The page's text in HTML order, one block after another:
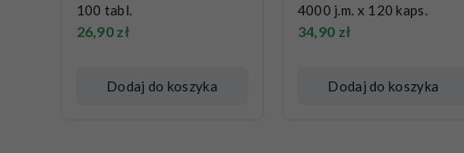
100 tabl.
26,90 zł
Dodaj do koszyka
4000 j.m. x 120 kaps.
34,90 zł
Dodaj do koszyka